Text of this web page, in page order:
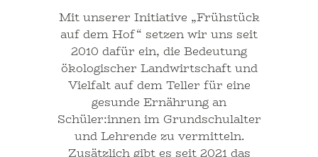
Mit unserer Initiative „Frühstück
auf dem Hof“ setzen wir uns seit
2010 dafür ein, die Bedeutung
ökologischer Landwirtschaft und
Vielfalt auf dem Teller für eine
gesunde Ernährung an
Schüler:innen im Grundschulalter
und Lehrende zu vermitteln.
Zusätzlich gibt es seit 2021 das